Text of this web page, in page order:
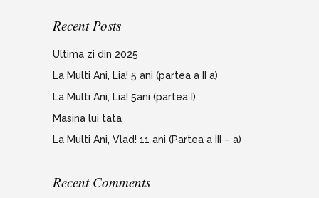
Recent Posts
Ultima zi din 2025
La Multi Ani, Lia! 5 ani (partea a II a)
La Multi Ani, Lia! 5ani (partea I)
Masina lui tata
La Multi Ani, Vlad! 11 ani (Partea a III – a)
Recent Comments